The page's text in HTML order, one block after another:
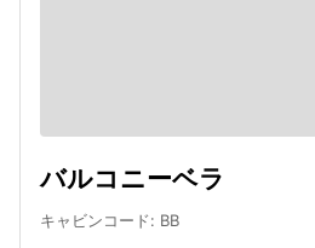
バルコニーベラ
キャビンコード: BB